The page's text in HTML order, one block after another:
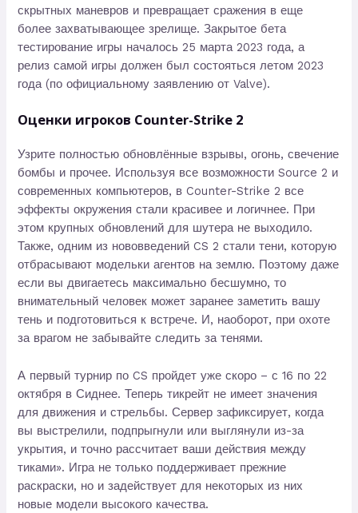
скрытных маневров и превращает сражения в еще
более захватывающее зрелище. Закрытое бета
тестирование игры началось 25 марта 2023 года, а
релиз самой игры должен был состояться летом 2023
года (по официальному заявлению от Valve).
Оценки игроков Counter-Strike 2
Узрите полностью обновлённые взрывы, огонь, свечение
бомбы и прочее. Используя все возможности Source 2 и
современных компьютеров, в Counter-Strike 2 все
эффекты окружения стали красивее и логичнее. При
этом крупных обновлений для шутера не выходило.
Также, одним из нововведений CS 2 стали тени, которую
отбрасывают модельки агентов на землю. Поэтому даже
если вы двигаетесь максимально бесшумно, то
внимательный человек может заранее заметить вашу
тень и подготовиться к встрече. И, наоборот, при охоте
за врагом не забывайте следить за тенями.
А первый турнир по CS пройдет уже скоро – с 16 по 22
октября в Сиднее. Теперь тикрейт не имеет значения
для движения и стрельбы. Сервер зафиксирует, когда
вы выстрелили, подпрыгнули или выглянули из-за
укрытия, и точно рассчитает ваши действия между
тиками». Игра не только поддерживает прежние
раскраски, но и задействует для некоторых из них
новые модели высокого качества.